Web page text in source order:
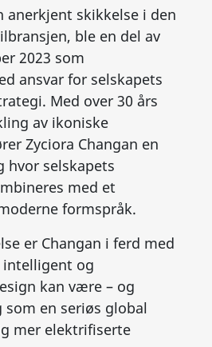
anerkjent skikkelse i den
ble en del av
2023 som
ansvar for selskapets
Med over 30 års
av ikoniske
Zyciora Changan en
hvor selskapets
med et
formspråk.
er Changan i ferd med
intelligent og
kan være – og
som en seriøs global
mer elektrifiserte